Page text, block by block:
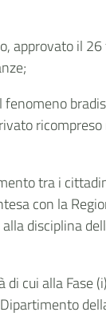
approvato il
ricompreso
tra i
con la
disciplina
cui alla Fase